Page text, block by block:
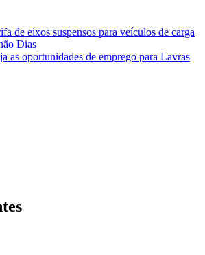
de eixos suspensos para veículos de carga
Dias
as oportunidades de emprego para Lavras